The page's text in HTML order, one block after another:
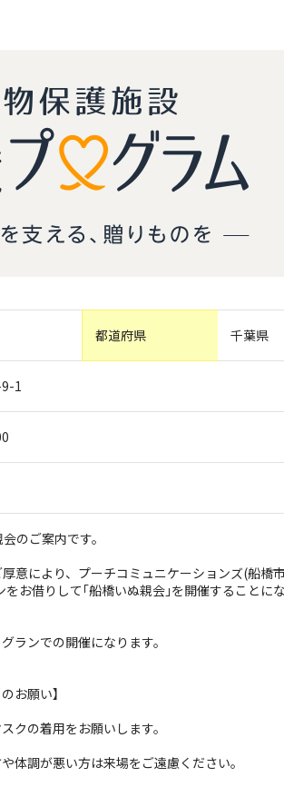
都道府県 千葉県
1
のご案内です。
意により、プーチコミュニケーションズ(船橋
をお借りして｢船橋いぬ親会｣を開催することに
ランでの開催になります。
お願い】
クの着用をお願いします。
体調が悪い方は来場をご遠慮ください。